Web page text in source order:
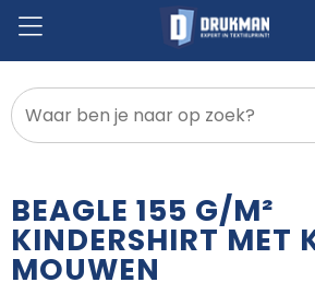
Badtextiel en Douche
Bodywarmers
Broeken en Rokken
BEAGLE 155 G/M²
KINDERSHIRT MET
MOUWEN